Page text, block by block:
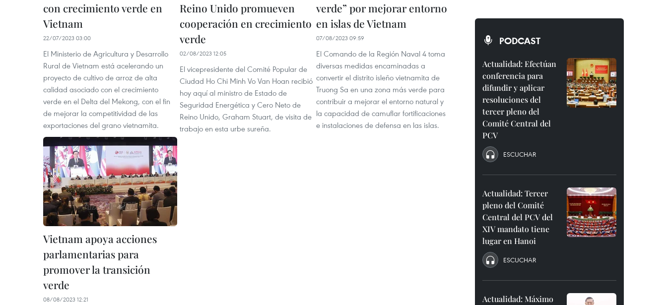
con crecimiento verde en
Vietnam
22/07/2023 03:00
El Ministerio de Agricultura y Desarrollo
Rural de Vietnam está acelerando un
proyecto de cultivo de arroz de alta
calidad asociado con el crecimiento
verde en el Delta del Mekong, con el fin
de mejorar la competitividad de las
exportaciones del grano vietnamita.
Reino Unido promueven
cooperación en crecimiento
verde
02/08/2023 12:05
El vicepresidente del Comité Popular de
Ciudad Ho Chi Minh Vo Van Hoan recibió
hoy aquí al ministro de Estado de
Seguridad Energética y Cero Neto de
Reino Unido, Graham Stuart, de visita de
trabajo en esta urbe sureña.
verde” por mejorar entorno
en islas de Vietnam
07/08/2023 09:59
El Comando de la Región Naval 4 toma
diversas medidas encaminadas a
convertir el distrito isleño vietnamita de
Truong Sa en una zona más verde para
contribuir a mejorar el entorno natural y
la capacidad de camuflar fortificaciones
e instalaciones de defensa en las islas.
Vietnam apoya acciones
parlamentarias para
promover la transición
verde
08/08/2023 12:21
PODCAST
Actualidad: Efectúan
conferencia para
difundir y aplicar
resoluciones del
tercer pleno del
Comité Central del
PCV
ESCUCHAR
Actualidad: Tercer
pleno del Comité
Central del PCV del
XIV mandato tiene
lugar en Hanoi
ESCUCHAR
Actualidad: Máximo